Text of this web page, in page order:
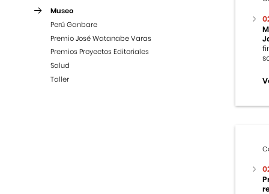
Museo
Perú Ganbare
Premio José Watanabe Varas
Premios Proyectos Editoriales
Salud
Taller